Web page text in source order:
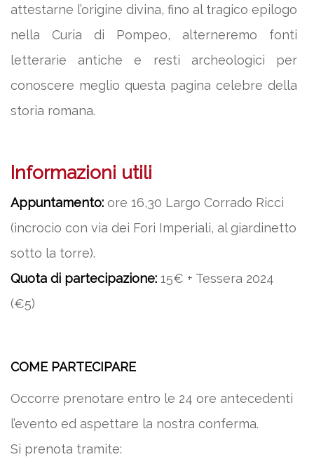
attestarne l’origine divina, fino al tragico epilogo
nella Curia di Pompeo, alterneremo fonti
letterarie antiche e resti archeologici per
conoscere meglio questa pagina celebre della
storia romana.
Informazioni utili
Appuntamento: ore 16,30 Largo Corrado Ricci
(incrocio con via dei Fori Imperiali, al giardinetto
sotto la torre).
Quota di partecipazione: 15€ + Tessera 2024
(€5)
COME PARTECIPARE
Occorre prenotare entro le 24 ore antecedenti
l’evento ed aspettare la nostra conferma.
Si prenota tramite: